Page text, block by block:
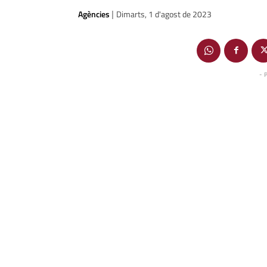
Agències | Dimarts, 1 d'agost de 2023
-